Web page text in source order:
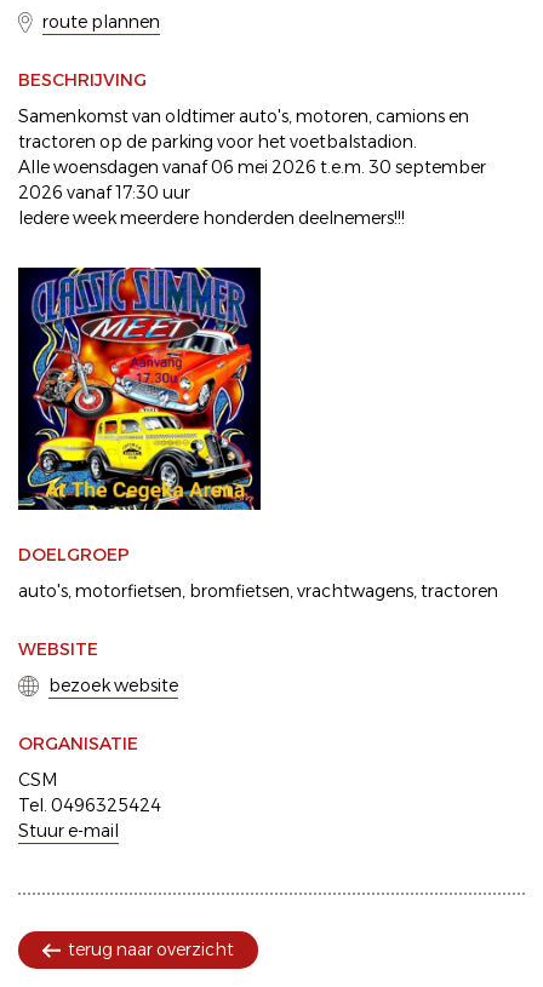
route plannen
BESCHRIJVING
Samenkomst van oldtimer auto's, motoren, camions en
tractoren op de parking voor het voetbalstadion.
Alle woensdagen vanaf 06 mei 2026 t.e.m. 30 september
2026 vanaf 17:30 uur
Iedere week meerdere honderden deelnemers!!!
DOELGROEP
auto's motorfietsen bromfietsen vrachtwagens tractoren
WEBSITE
bezoek website
ORGANISATIE
CSM
Tel. 0496325424
Stuur e-mail
terug naar overzicht